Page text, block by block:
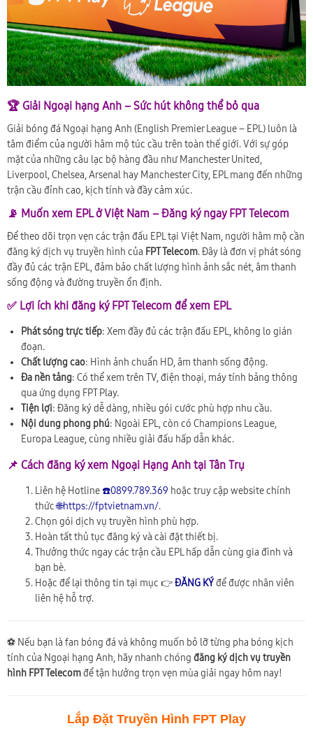
🏆 Giải Ngoại hạng Anh – Sức hút không thể bỏ qua
Giải bóng đá Ngoại hạng Anh (English Premier League – EPL) luôn là
tâm điểm của người hâm mộ túc cầu trên toàn thế giới. Với sự góp
mặt của những câu lạc bộ hàng đầu như Manchester United,
Liverpool, Chelsea, Arsenal hay Manchester City, EPL mang đến những
trận cầu đỉnh cao, kịch tính và đầy cảm xúc.
📡 Muốn xem EPL ở Việt Nam – Đăng ký ngay FPT Telecom
Để theo dõi trọn vẹn các trận đấu EPL tại Việt Nam, người hâm mộ cần
đăng ký dịch vụ truyền hình của FPT Telecom. Đây là đơn vị phát sóng
đầy đủ các trận EPL, đảm bảo chất lượng hình ảnh sắc nét, âm thanh
sống động và đường truyền ổn định.
✅ Lợi ích khi đăng ký FPT Telecom để xem EPL
Phát sóng trực tiếp: Xem đầy đủ các trận đấu EPL, không lo gián
đoạn.
Chất lượng cao: Hình ảnh chuẩn HD, âm thanh sống động.
Đa nền tảng: Có thể xem trên TV, điện thoại, máy tính bảng thông
qua ứng dụng FPT Play.
Tiện lợi: Đăng ký dễ dàng, nhiều gói cước phù hợp nhu cầu.
Nội dung phong phú: Ngoài EPL, còn có Champions League,
Europa League, cùng nhiều giải đấu hấp dẫn khác.
📌 Cách đăng ký xem Ngoại Hạng Anh tại Tân Trụ
Liên hệ Hotline ☎️0899.789.369 hoặc truy cập website chính
thức🌐https://fptvietnam.vn/.
Chọn gói dịch vụ truyền hình phù hợp.
Hoàn tất thủ tục đăng ký và cài đặt thiết bị.
Thưởng thức ngay các trận cầu EPL hấp dẫn cùng gia đình và
bạn bè.
Hoặc để lại thông tin tại mục 👉ĐĂNG KÝđể được nhân viên
liên hệ hỗ trợ.
⚽ Nếu bạn là fan bóng đá và không muốn bỏ lỡ từng pha bóng kịch
tính của Ngoại hạng Anh, hãy nhanh chóng đăng ký dịch vụ truyền
hình FPT Telecomđể tận hưởng trọn vẹn mùa giải ngay hôm nay!
Lắp Đặt Truyền Hình FPT Play